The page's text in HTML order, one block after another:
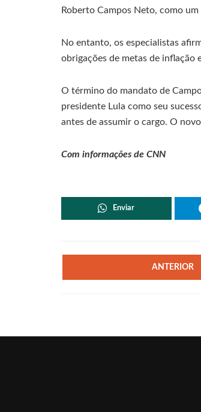
Roberto Campos Neto, como
No entanto, os especialistas
obrigações de metas de inflação
O término do mandato de
presidente Lula como seu
antes de assumir o cargo. O
Com informações de CNN
Enviar
ANTERIOR